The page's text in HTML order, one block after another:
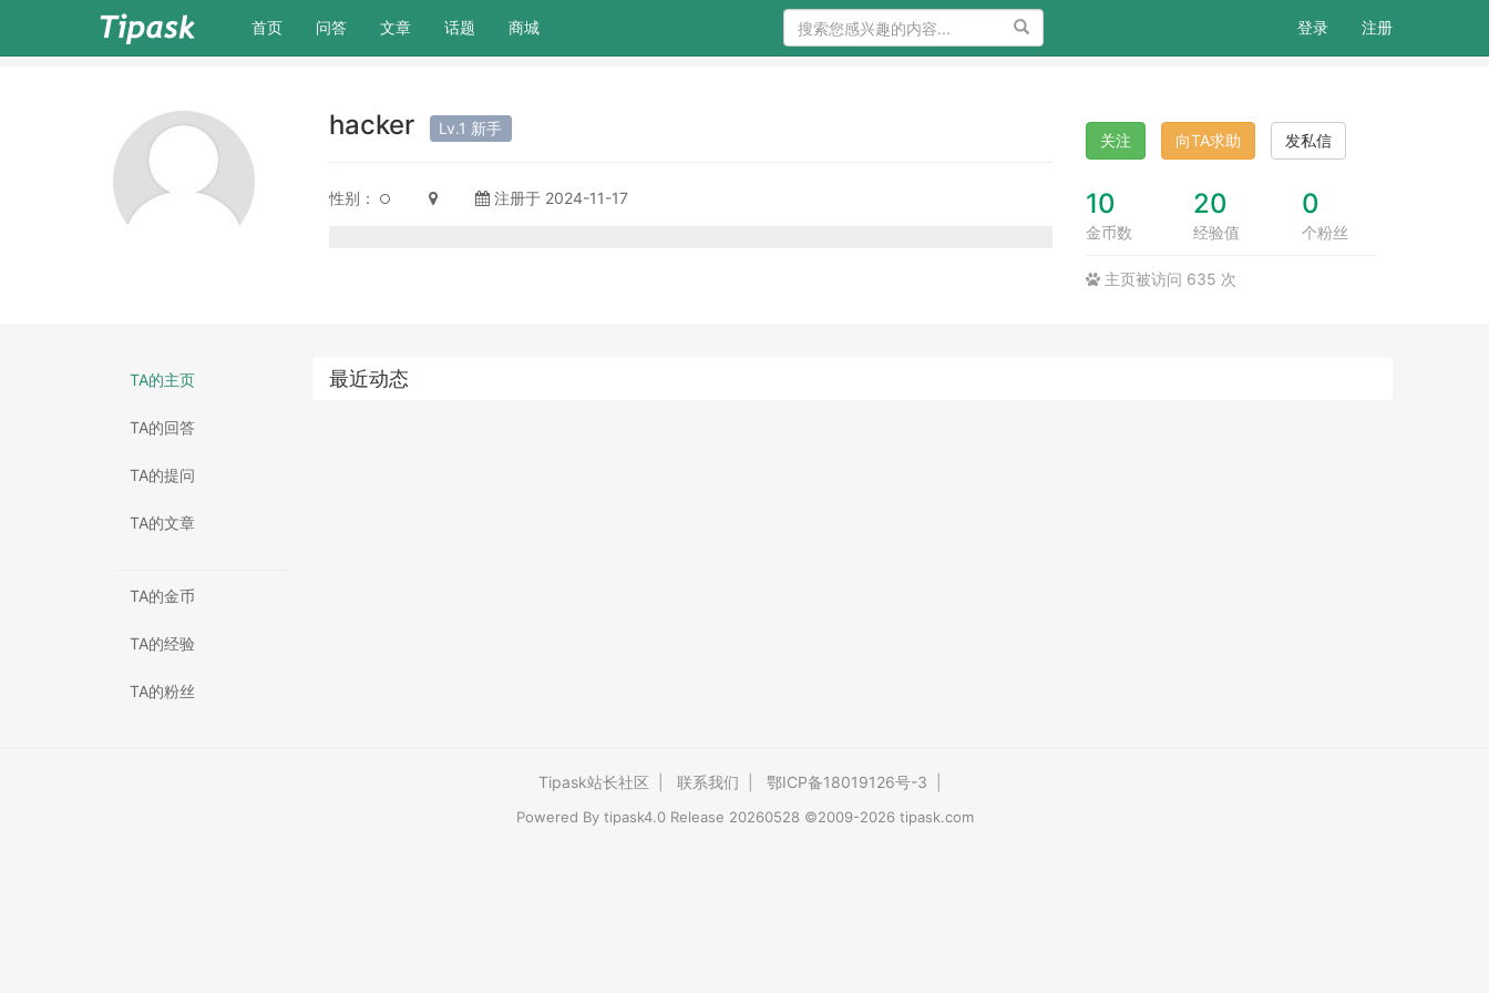
首页(current)
问答 文章 话题 商城 搜索 登录 注册
hacker Lv.1 新手
性别： 注册于 2024-11-17
关注 向TA求助 发私信
10
金币数
20
经验值
0
个粉丝
主页被访问 635 次
TA的主页
TA的回答
TA的提问
TA的文章
TA的金币
TA的经验
TA的粉丝
最近动态
Tipask站长社区 联系我们 鄂ICP备18019126号-3
Powered By tipask4.0Release 20260528 ©2009-2026 tipask.com